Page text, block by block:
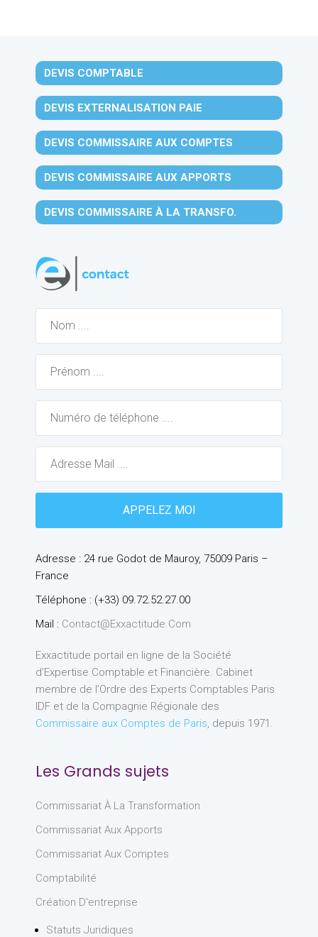
DEVIS COMPTABLE
DEVIS EXTERNALISATION PAIE
DEVIS COMMISSAIRE AUX COMPTES
DEVIS COMMISSAIRE AUX APPORTS
DEVIS COMMISSAIRE À LA TRANSFO.
Adresse : 24 rue Godot de Mauroy, 75009 Paris –
France
Téléphone : (+33) 09.72.52.27.00
Mail : Contact@exxactitude.com
Exxactitude portail en ligne de la Société
d’Expertise Comptable et Financière. Cabinet
membre de l’Ordre des Experts Comptables Paris
IDF et de la Compagnie Régionale des
Commissaire aux Comptes de Paris, depuis 1971.
Les Grands sujets
Commissariat À La Transformation
Commissariat Aux Apports
Commissariat Aux Comptes
Comptabilité
Création D'entreprise
Statuts Juridiques